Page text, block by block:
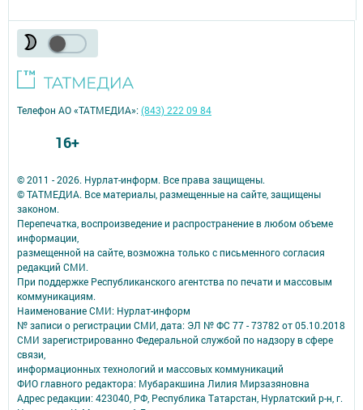
© 2011 - 2026. Нурлат-⁠информ. Все права защищены.
© ТАТМЕДИА. Все материалы, размещенные на сайте, защищены
законом.
Перепечатка, воспроизведение и распространение в любом объеме
информации,
размещенной на сайте, возможна только с письменного согласия
редакций СМИ.
При поддержке Республиканского агентства по печати и массовым
коммуникациям.
Наименование СМИ: Нурлат-⁠информ
№ записи о регистрации СМИ, дата: ЭЛ № ФС 77 -⁠ 73782 от 05.10.2018
СМИ зарегистрированно Федеральной службой по надзору в сфере
связи,
информационных технологий и массовых коммуникаций
ФИО главного редактора: Мубаракшина Лилия Мирзазяновна
Адрес редакции: 423040, РФ, Республика Татарстан, Нурлатский р-н, г.
Телефон АО «ТАТМЕДИА»:(843) 222 09 84
16+